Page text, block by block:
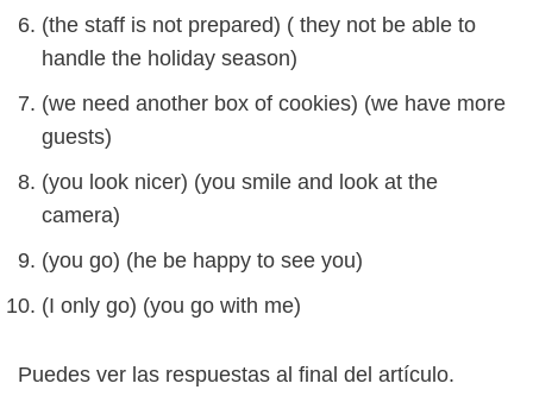
(the staff is not prepared) ( they not be able to
handle the holiday season)
(we need another box of cookies) (we have more
guests)
(you look nicer) (you smile and look at the
camera)
(you go) (he be happy to see you)
(I only go) (you go with me)
Puedes ver las respuestas al final del artículo.